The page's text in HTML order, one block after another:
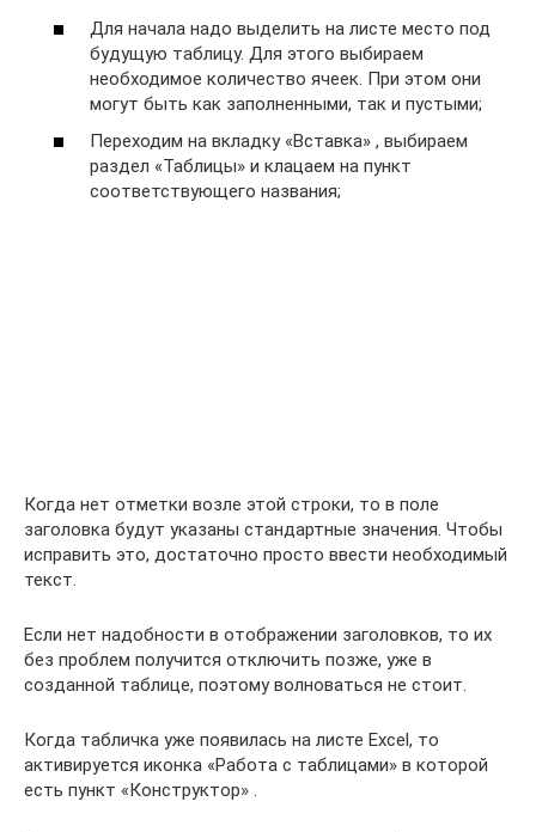
Для начала надо выделить на листе место под
будущую таблицу. Для этого выбираем
необходимое количество ячеек. При этом они
могут быть как заполненными, так и пустыми;
Переходим на вкладку «Вставка» , выбираем
раздел «Таблицы» и клацаем на пункт
соответствующего названия;
Когда нет отметки возле этой строки, то в поле
заголовка будут указаны стандартные значения. Чтобы
исправить это, достаточно просто ввести необходимый
текст.
Если нет надобности в отображении заголовков, то их
без проблем получится отключить позже, уже в
созданной таблице, поэтому волноваться не стоит.
Когда табличка уже появилась на листе Excel, то
активируется иконка «Работа с таблицами» в которой
есть пункт «Конструктор» .